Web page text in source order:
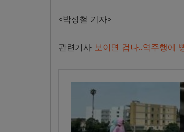
<박성철 기자>
관련기사 보이면 겁나..역주행에